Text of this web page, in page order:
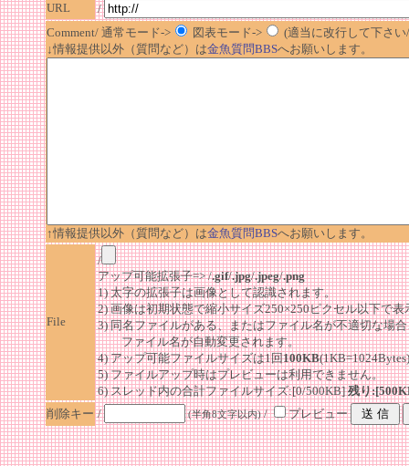
URL
/
Comment/ 通常モード->
図表モード->
(適当に改行して下さ
↓情報提供以外（質問など）は金魚質問BBSへお願いします。
↑情報提供以外（質問など）は金魚質問BBSへお願いします。
File
/
アップ可能拡張子=> /.gif/.jpg/.jpeg/.png
1) 太字の拡張子は画像として認識されます。
2) 画像は初期状態で縮小サイズ250×250ピクセル以下で表
3) 同名ファイルがある、またはファイル名が不適切な場
ファイル名が自動変更されます。
4) アップ可能ファイルサイズは1回100KB
5) ファイルアップ時はプレビューは利用できません。
6) スレッド内の合計ファイルサイズ:[0/500KB]残り
削除キー / (半角8文字以内)/ プレビュー